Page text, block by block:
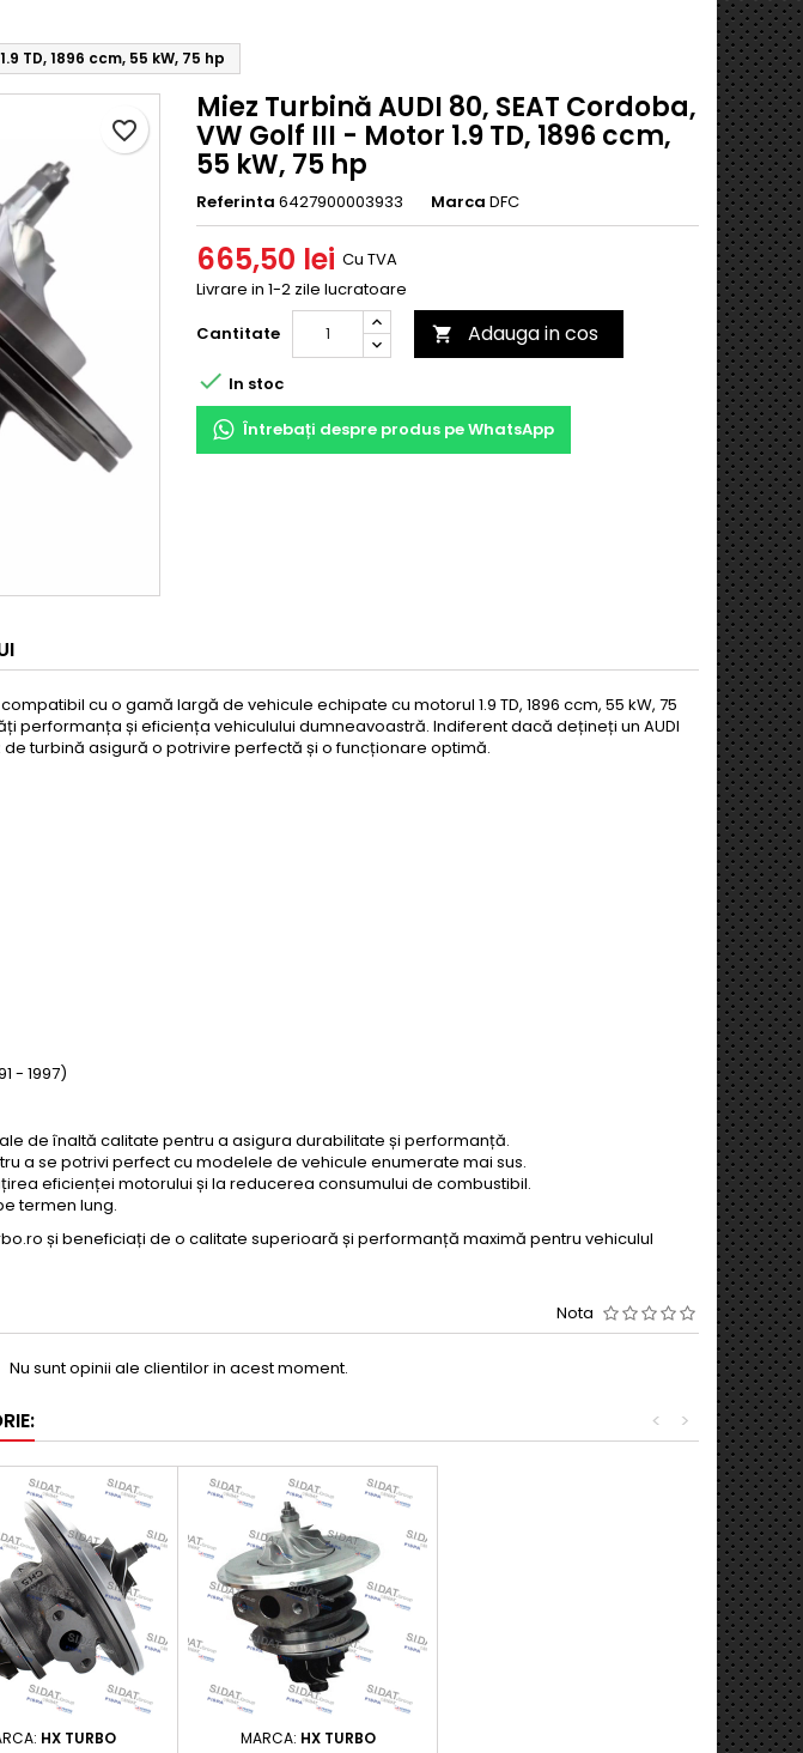
TD, 1896 ccm, 55 kW, 75 hp
Miez Turbină AUDI 80, SEAT Cordoba,
VW Golf III - Motor 1.9 TD, 1896 ccm,
55 kW, 75 hp
Referinta 6427900003933 Marca DFC
665,50 lei Cu TVA
Livrare in 1-2 zile lucratoare
Cantitate
 Adauga in cos
favorite_border
 In stoc
Întrebați despre produs pe WhatsApp
cu o gamă largă de vehicule echipate cu motorul 1.9 TD, 1896 ccm, 55 kW, 75
performanța și eficiența vehiculului dumneavoastră. Indiferent dacă dețineți un AUDI
de turbină asigură o potrivire perfectă și o funcționare optimă.
- 1997)
de înaltă calitate pentru a asigura durabilitate și performanță.
a se potrivi perfect cu modelele de vehicule enumerate mai sus.
eficienței motorului și la reducerea consumului de combustibil.
termen lung.
și beneficiați de o calitate superioară și performanță maximă pentru vehiculul
Nota
Nu sunt opinii ale clientilor in acest moment.
>
<
HX TURBO MARCA: HX TURBO